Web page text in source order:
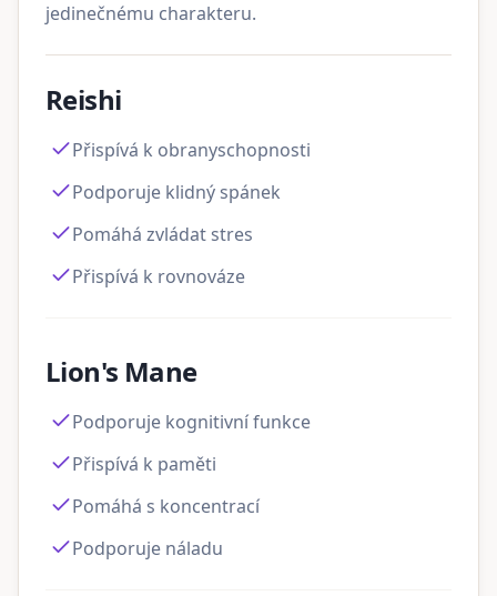
jedinečnému charakteru.
Reishi
Přispívá k obranyschopnosti
Podporuje klidný spánek
Pomáhá zvládat stres
Přispívá k rovnováze
Lion's Mane
Podporuje kognitivní funkce
Přispívá k paměti
Pomáhá s koncentrací
Podporuje náladu